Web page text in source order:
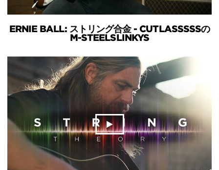
ERNIE BALL: ストリング合金 - CUTLASSSSSの
M-STEELSLINKYS